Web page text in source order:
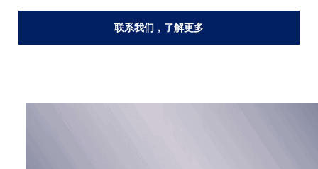
联系我们，了解更多